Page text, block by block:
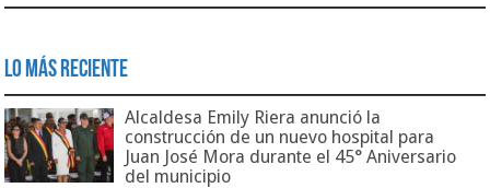
Lo Más Reciente
Alcaldesa Emily Riera anunció la
construcción de un nuevo hospital para
Juan José Mora durante el 45° Aniversario
del municipio